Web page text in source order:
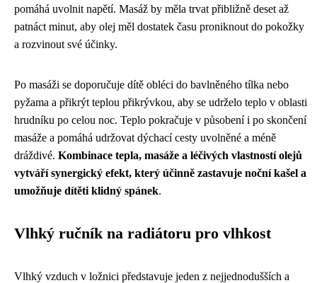
pomáhá uvolnit napětí. Masáž by měla trvat přibližně deset až
patnáct minut, aby olej měl dostatek času proniknout do pokožky
a rozvinout své účinky.
Po masáži se doporučuje dítě obléci do bavlněného tílka nebo
pyžama a přikrýt teplou přikrývkou, aby se udrželo teplo v oblasti
hrudníku po celou noc. Teplo pokračuje v působení i po skončení
masáže a pomáhá udržovat dýchací cesty uvolněné a méně
dráždivé. Kombinace tepla, masáže a léčivých vlastností olejů
vytváří synergický efekt, který účinně zastavuje noční kašel a
umožňuje dítěti klidný spánek.
Vlhký ručník na radiátoru pro vlhkost
Vlhký vzduch v ložnici představuje jeden z nejjednodušších a